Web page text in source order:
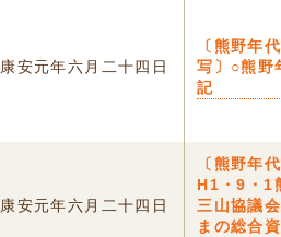
康安元年六月二十四日
〔熊野年
写〕○熊野
記
康安元年六月二十四日
〔熊野年
H1・9・1
三山協議
まの総合